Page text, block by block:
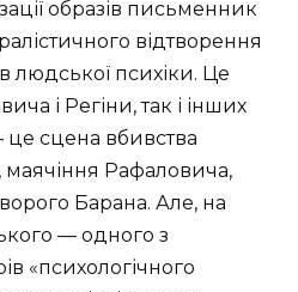
образів письменник
відтворення
людської психіки. Це
і Регіни, так і інших
це сцена вбивства
маячіння Рафаловича,
Барана. Але, на
— одного з
«психологічного